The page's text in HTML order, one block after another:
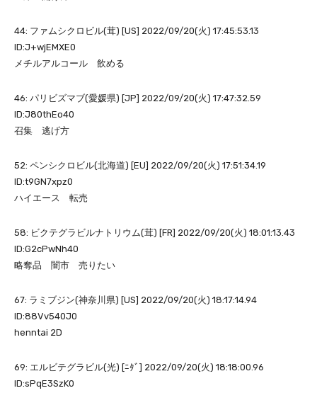
44: ファムシクロビル(茸) [US] 2022/09/20(火) 17:45:53.13
ID:J+wjEMXE0
メチルアルコール 飲める
46: パリビズマブ(愛媛県) [JP] 2022/09/20(火) 17:47:32.59
ID:J80thEo40
召集 逃げ方
52: ペンシクロビル(北海道) [EU] 2022/09/20(火) 17:51:34.19
ID:t9GN7xpz0
ハイエース 転売
58: ビクテグラビルナトリウム(茸) [FR] 2022/09/20(火) 18:01:13.43
ID:G2cPwNh40
略奪品 闇市 売りたい
67: ラミブジン(神奈川県) [US] 2022/09/20(火) 18:17:14.94
ID:88Vv540J0
henntai 2D
69: エルビテグラビル(光) [ﾆﾀﾞ] 2022/09/20(火) 18:18:00.96
ID:sPqE3SzK0